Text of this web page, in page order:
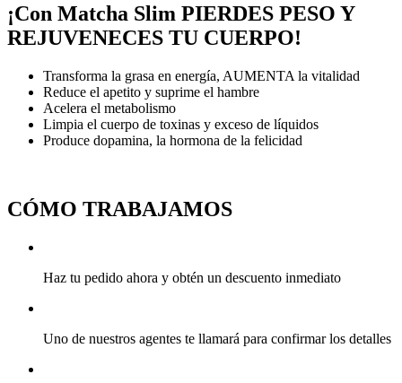
¡Con Matcha Slim PIERDES PESO Y
REJUVENECES TU CUERPO!
Transforma la grasa en energía, AUMENTA la vitalidad
Reduce el apetito y suprime el hambre
Acelera el metabolismo
Limpia el cuerpo de toxinas y exceso de líquidos
Produce dopamina, la hormona de la felicidad
CÓMO TRABAJAMOS
Haz tu pedido ahora y obtén un descuento inmediato
Uno de nuestros agentes te llamará para confirmar los detalles